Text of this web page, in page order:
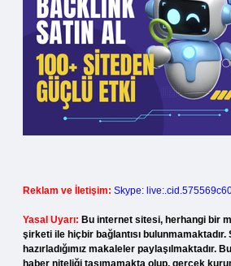
Reklam ve İletişim: Skype:
Yasal Uyarı: Bu internet sitesi, herhangi bir
şirketi ile hiçbir bağlantısı bulunmamaktadır.
hazırladığımız makaleler paylaşılmaktadır.
haber niteliği taşımamakta olup, gerçek